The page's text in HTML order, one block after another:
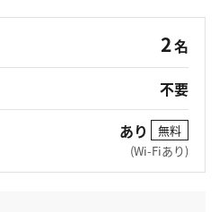
2名
不要
あり
無料
(Wi-Fiあり)